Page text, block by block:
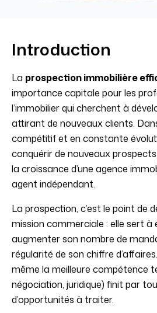
Introduction
La prospection immobilière
importance capitale pour les
l’immobilier qui cherchent à
attirant de nouveaux clients.
compétitif et en constante
conquérir de nouveaux
la croissance d’une agence
agent indépendant.
La prospection, c’est le point de
mission commerciale : elle sert à
augmenter son nombre de
régularité de son chiffre
même la meilleure compétence
négociation, juridique) finit par
d’opportunités à traiter.